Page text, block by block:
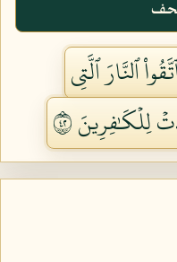
ٱلنَّارَ ٱلَّتِي
لِلۡكَٰفِرِينَ ٢٤